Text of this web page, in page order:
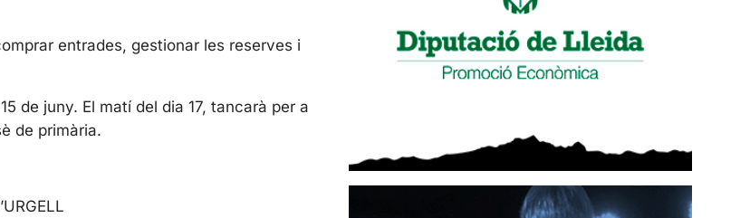
u
s
entrades, gestionar les reserves i
de juny. El matí del dia 17, tancarà per a
de primària.